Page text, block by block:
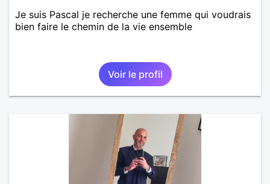
Je suis Pascal je recherche une femme qui voudrais
bien faire le chemin de la vie ensemble
Voir le profil